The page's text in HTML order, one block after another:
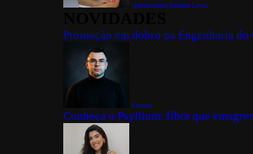
Nutricionista Jordana Lessa
Promoção em dobro na Engenharia do
Everton
Conheça o Psyllium: fibra que